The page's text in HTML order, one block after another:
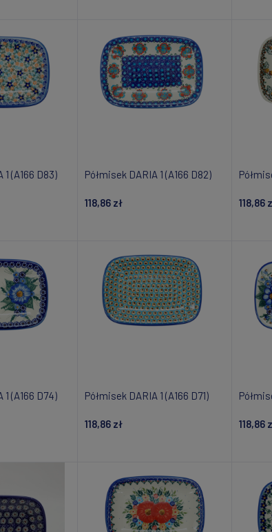
1 (A166 D83) Półmisek DARIA 1 (A166 D82)
118,86 zł 118,86
1 (A166 D74) Półmisek DARIA 1 (A166 D71)
118,86 zł 118,86